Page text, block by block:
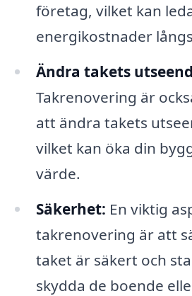
företag, vilket kan
energikostnader
Ändra takets
Takrenovering är
att ändra takets
vilket kan öka din
värde.
Säkerhet: En viktig
takrenovering är att
taket är säkert och
skydda de boende